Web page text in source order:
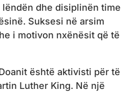
lëndën dhe disiplinën time
Suksesi në arsim
i motivon nxënësit që të
është aktivisti për të
Luther King. Në një